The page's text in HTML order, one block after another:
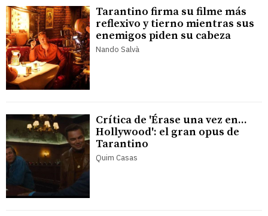
Tarantino firma su filme más
reflexivo y tierno mientras sus
enemigos piden su cabeza
Nando Salvà
Crítica de 'Érase una vez en...
Hollywood': el gran opus de
Tarantino
Quim Casas